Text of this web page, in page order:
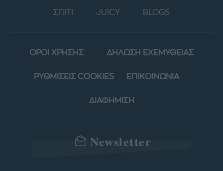
ΣΠΙΤΙ JUICY BLOGS
ΟΡΟΙ ΧΡΗΣΗΣ ΔΗΛΩΣΗ ΕΧΕΜΥΘΕΙΑΣ
ΡΥΘΜΙΣΕΙΣ COOKIES ΕΠΙΚΟΙΝΩΝΙΑ
ΔΙΑΦΗΜΙΣΗ
Newsletter